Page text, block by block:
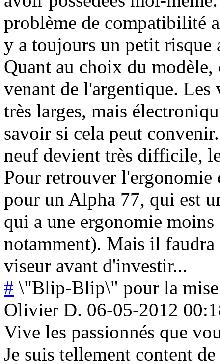
problème de compatibilité
y a toujours un petit risque
Quant au choix du modèle,
venant de l'argentique. Les
très larges, mais
savoir si cela peut
neuf devient très difficile,
Pour retrouver
pour un Alpha 77, qui est
qui a une ergonomie
notamment). Mais il
viseur avant d'investir...
# \"Blip-Blip\" pour la
Olivier D. 06-05-2012
Vive les passionnés que
Je suis tellement content